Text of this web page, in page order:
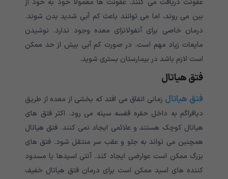
عفونت دریافت می کنند. عفونت ها معمولاً خود به خود از
بین می روند، اما می توانند باعث کم آبی شدید بدن شوند.
درمان خاصی برای آنفولانزای معده وجود ندارد. نوشیدن
مایعات زیاد مهم است. در صورت کم آبی بیش از حد ممکن
است لازم باشد در بیمارستان بستری شوید.
فتق هیاتال
فتق هیاتال زمانی اتفاق می افتد که بخشی از معده از طریق
دیافراگم به داخل حفره قفسه سینه می رود. اکثر فتق های
هیاتال کوچک هستند و علائمی ایجاد نمی کنند. فتق هیاتال
همچنین می تواند به جلو و عقب سر منتقل شود. فتق های
بزرگ ممکن است عوارضی ایجاد کند. آنتی اسیدها یا مسدود
کننده های اسید ممکن است برای درمان فتق هیاتال خفیف